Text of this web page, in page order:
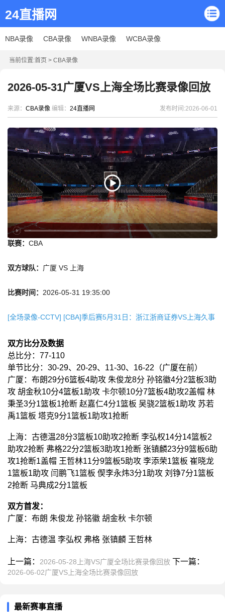
24直播网
NBA录像 CBA录像 WNBA录像 WCBA录像
当前位置:首页 > CBA录像
2026-05-31广厦VS上海全场比赛录像回放
来源： CBA录像 编辑： 24直播网 发布时间:2026-06-01
联赛： CBA
双方球队： 广厦 VS 上海
比赛时间： 2026-05-31 19:35:00
[全场录像-CCTV] [CBA]季后赛5月31日：浙江浙商证券VS上海久事
双方比分及数据
总比分：77-110
单节比分：30-29、20-29、11-30、16-22（广厦在前）
广厦：布朗29分6篮板4助攻 朱俊龙8分 孙铭徽4分2篮板3助
攻 胡金秋10分4篮板1助攻 卡尔顿10分7篮板4助攻2盖帽 林
秉圣3分1篮板1抢断 赵嘉仁4分1篮板 吴骁2篮板1助攻 苏若
禹1篮板 塔克9分1篮板1助攻1抢断
上海：古德温28分3篮板10助攻2抢断 李弘权14分14篮板2
助攻2抢断 弗格22分2篮板3助攻1抢断 张镇麟23分9篮板6助
攻1抢断1盖帽 王哲林11分9篮板5助攻 李添荣1篮板 崔晓龙
1篮板1助攻 闫鹏飞1篮板 偰李永炜3分1助攻 刘铮7分1篮板
2抢断 马典成2分1篮板
双方首发：
广厦：布朗 朱俊龙 孙铭徽 胡金秋 卡尔顿
上海：古德温 李弘权 弗格 张镇麟 王哲林
上一篇： 2026-05-28上海VS广厦全场比赛录像回放 下一篇：
2026-06-02广厦VS上海全场比赛录像回放
最新赛事直播